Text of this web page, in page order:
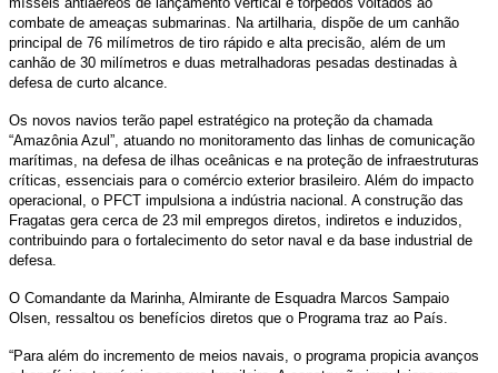
combate de ameaças submarinas. Na artilharia, dispõe de um canhão
principal de 76 milímetros de tiro rápido e alta precisão, além de um
canhão de 30 milímetros e duas metralhadoras pesadas destinadas à
defesa de curto alcance.
Os novos navios terão papel estratégico na proteção da chamada
“Amazônia Azul”, atuando no monitoramento das linhas de comunicação
marítimas, na defesa de ilhas oceânicas e na proteção de infraestruturas
críticas, essenciais para o comércio exterior brasileiro. Além do impacto
operacional, o PFCT impulsiona a indústria nacional. A construção das
Fragatas gera cerca de 23 mil empregos diretos, indiretos e induzidos,
contribuindo para o fortalecimento do setor naval e da base industrial de
defesa.
O Comandante da Marinha, Almirante de Esquadra Marcos Sampaio
Olsen, ressaltou os benefícios diretos que o Programa traz ao País.
“Para além do incremento de meios navais, o programa propicia avanços